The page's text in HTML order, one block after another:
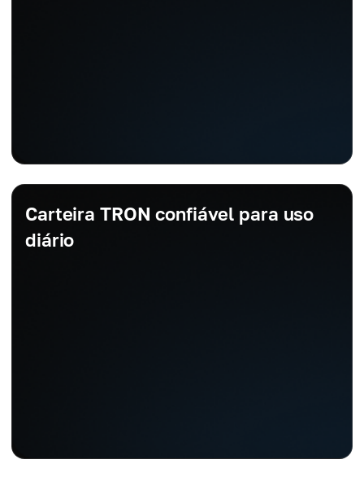
Carteira TRON confiável para uso
diário